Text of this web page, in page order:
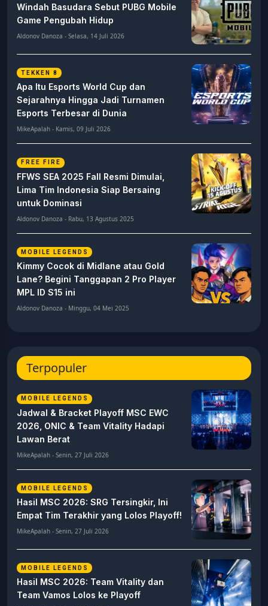
Windah Basudara Sebut PUBG Mobile
Game Pengubah Hidup
Aldonov Danoza - Selasa, 14 Juli 2026
TEKKEN 8
Apa Itu Esports World Cup dan
Sejarahnya Hingga Jadi Turnamen
Esports Terbesar di Dunia
MikeApalah - Kamis, 09 Juli 2026
FREE FIRE
FFWS SEA 2025 Fall Resmi Dimulai,
Lima Tim Indonesia Siap Bersaing
untuk Dominasi
Aldonov Danoza - Rabu, 13 Agustus 2025
MOBILE LEGENDS
Kimmy Cocok di Midlane atau Gold
Lane? Begini Tanggapan 2 Pro Player
MPL ID S15 ini
Aldonov Danoza - Minggu, 04 Mei 2025
Terpopuler
MOBILE LEGENDS
Jadwal & Bracket Playoff MSC EWC
2026, ONIC & Team Vitality Hadapi
Lawan Berat
MikeApalah - Senin, 27 Juli 2026
MOBILE LEGENDS
Hasil MSC 2026: SRG Tersingkir, Ini
Empat Tim Terakhir yang Lolos Playoff!
MikeApalah - Senin, 27 Juli 2026
MOBILE LEGENDS
Hasil MSC 2026: Team Vitality dan
Team Vamos Lolos ke Playoff